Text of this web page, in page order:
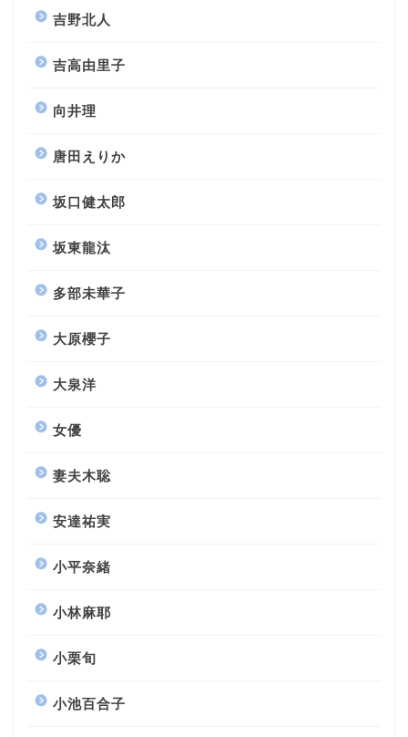
吉野北人
吉高由里子
向井理
唐田えりか
坂口健太郎
坂東龍汰
多部未華子
大原櫻子
大泉洋
女優
妻夫木聡
安達祐実
小平奈緒
小林麻耶
小栗旬
小池百合子